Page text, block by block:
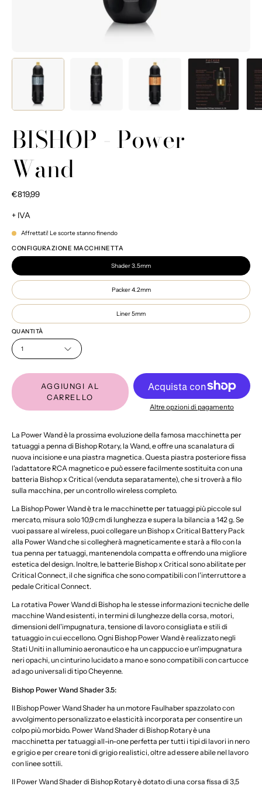
BISHOP - Power
Wand
€819,99
+ IVA
Affrettati! Le scorte stanno finendo
CONFIGURAZIONE MACCHINETTA
Shader 3.5mm
Packer 4.2mm
Liner 5mm
QUANTITÀ
1
AGGIUNGI AL
CARRELLO
Altre opzioni di pagamento
La Power Wand è la prossima evoluzione della famosa macchinetta per
tatuaggi a penna di Bishop Rotary, la Wand, e offre una scanalatura di
nuova incisione e una piastra magnetica. Questa piastra posteriore fissa
l'adattatore RCA magnetico e può essere facilmente sostituita con una
batteria Bishop x Critical (venduta separatamente), che si troverà a filo
sulla macchina, per un controllo wireless completo.
La Bishop Power Wand è tra le macchinette per tatuaggi più piccole sul
mercato, misura solo 10,9 cm di lunghezza e supera la bilancia a 142 g. Se
vuoi passare al wireless, puoi collegare un Bishop x Critical Battery Pack
alla Power Wand che si collegherà magneticamente e starà a filo con la
tua penna per tatuaggi, mantenendola compatta e offrendo una migliore
estetica del design. Inoltre, le batterie Bishop x Critical sono abilitate per
Critical Connect, il che significa che sono compatibili con l'interruttore a
pedale Critical Connect.
La rotativa Power Wand di Bishop ha le stesse informazioni tecniche delle
macchine Wand esistenti, in termini di lunghezze della corsa, motori,
dimensioni dell'impugnatura, tensione di lavoro consigliata e stili di
tatuaggio in cui eccellono. Ogni Bishop Power Wand è realizzato negli
Stati Uniti in alluminio aeronautico e ha un cappuccio e un'impugnatura
neri opachi, un cinturino lucidato a mano e sono compatibili con cartucce
ad ago universali di tipo Cheyenne.
Bishop Power Wand Shader 3.5:
Il Bishop Power Wand Shader ha un motore Faulhaber spazzolato con
avvolgimento personalizzato e elasticità incorporata per consentire un
colpo più morbido. Power Wand Shader di Bishop Rotary è una
macchinetta per tatuaggi all-in-one perfetta per tutti i tipi di lavori in nero
e grigio e per creare toni di grigio realistici, oltre ad essere abile nel lavoro
con linee sottili.
Il Power Wand Shader di Bishop Rotary è dotato di una corsa fissa di 3,5